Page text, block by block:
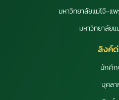
มหาวิทยาลัยแม่โจ้-แ
มหาวิทยาลัย
ลิงค์
นักศึ
บุคลา